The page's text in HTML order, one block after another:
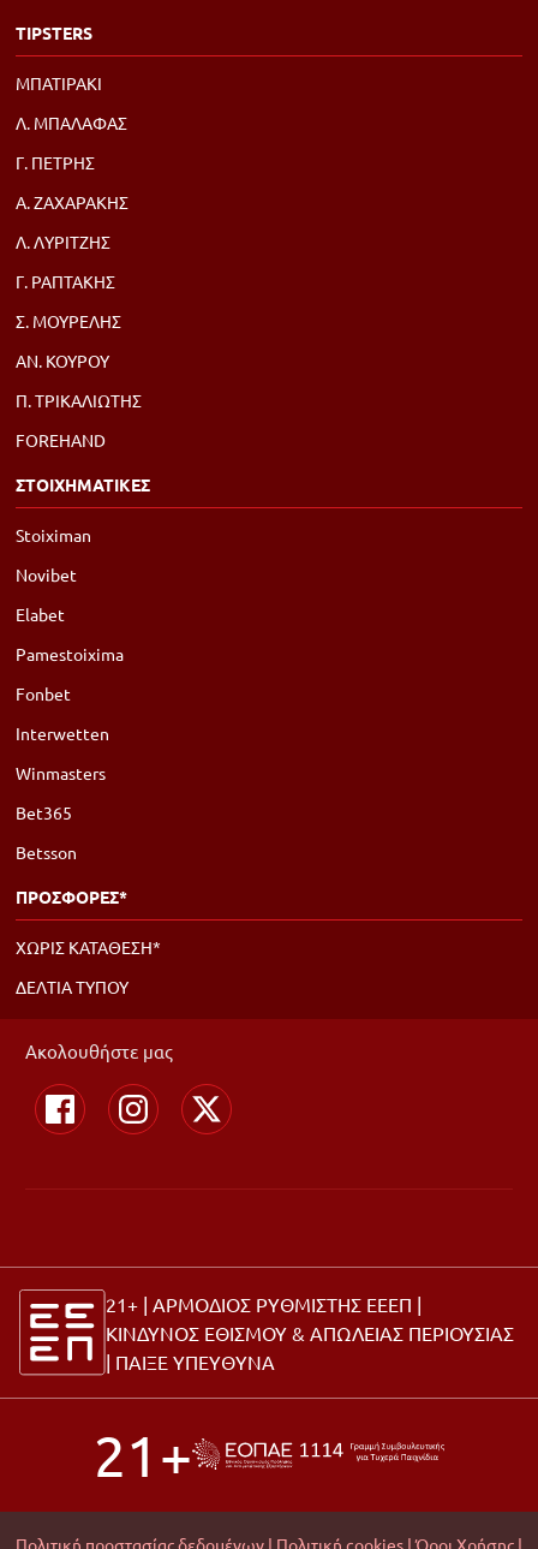
TIPSTERS
ΜΠΑΤΙΡΑΚΙ
Λ. ΜΠΑΛΑΦΑΣ
Γ. ΠΕΤΡΗΣ
Α. ΖΑΧΑΡΑΚΗΣ
Λ. ΛΥΡΙΤΖΗΣ
Γ. ΡΑΠΤΑΚΗΣ
Σ. ΜΟΥΡΕΛΗΣ
ΑΝ. ΚΟΥΡΟΥ
Π. ΤΡΙΚΑΛΙΩΤΗΣ
FOREHAND
ΣΤΟΙΧΗΜΑΤΙΚΕΣ
Stoiximan
Novibet
Elabet
Pamestoixima
Fonbet
Interwetten
Winmasters
Bet365
Betsson
ΠΡΟΣΦΟΡΕΣ*
ΧΩΡΙΣ ΚΑΤΑΘΕΣΗ*
ΔΕΛΤΙΑ ΤΥΠΟΥ
Ακολουθήστε μας
21+ | ΑΡΜΟΔΙΟΣ ΡΥΘΜΙΣΤΗΣ ΕΕΕΠ |
ΚΙΝΔΥΝΟΣ ΕΘΙΣΜΟΥ & ΑΠΩΛΕΙΑΣ ΠΕΡΙΟΥΣΙΑΣ
| ΠΑΙΞΕ ΥΠΕΥΘΥΝΑ
21+
Πολιτική προστασίας δεδομένων | Πολιτική cookies | Όροι Χρήσης |